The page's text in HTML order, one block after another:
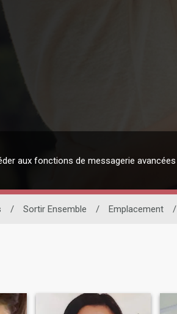
aux fonctions de messagerie avancées
/ Sortir Ensemble / Emplacement /